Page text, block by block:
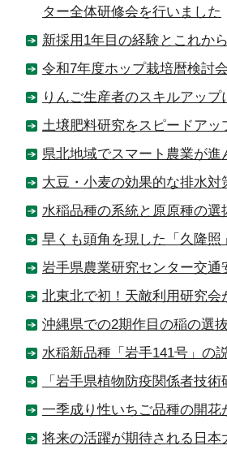
ター全体研修会を行いました
新採用1年目の経験とこれか
令和7年度ホップ栽培暦検討
りんご生産者のスキルアッ
土壌肥料研究をスピードア
県北地域でスマート農業が進
大豆・小麦の効果的な排水対
水稲品種の系統と原原種の選
早くも頭角を現した「久隆
岩手県農業研究センター交通
北東北で初！天敵利用研究会
沖縄県での2期作目の稲の選
水稲新品種「岩手141号」の
「岩手県植物防疫関係者技
一季成り性いちご品種の開花
将来の活躍が期待される日